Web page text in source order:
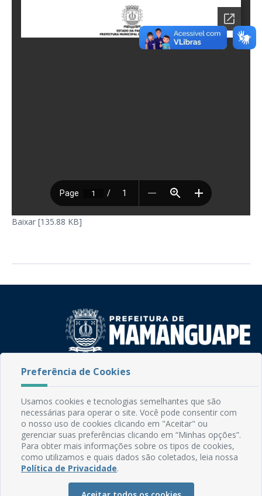
Baixar [135.88 KB]
Rua do Imperador, 78, Centro
CEP: 58.280-000 - Mamanguape/PB
Fone: (83) 3292-2246
Email: comunicacao@mamanguape.pb.gov.br
Expediente: Segunda à Sexta, das 08h às 13h
Mapa do Site
Perguntas frequentes
Manual de Navegação
Preferência de Cookies
Usamos cookies e tecnologias semelhantes que são
necessárias para operar o site. Você pode consentir com
o nosso uso de cookies clicando em "Aceitar" ou
gerenciar suas preferências clicando em “Minhas opções”.
Para obter mais informações sobre os tipos de cookies,
como utilizamos e quais dados são coletados, leia nossa
Política de Privacidade.